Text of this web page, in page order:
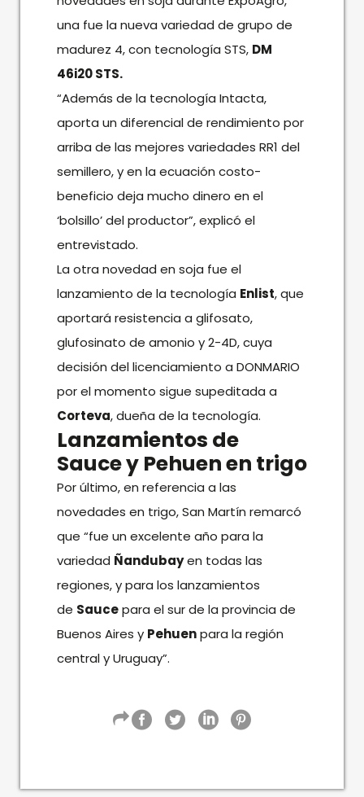
una fue la nueva variedad de grupo de
madurez 4, con tecnología STS, DM
46i20 STS.
“Además de la tecnología Intacta,
aporta un diferencial de rendimiento por
arriba de las mejores variedades RR1 del
semillero, y en la ecuación costo-
beneficio deja mucho dinero en el
‘bolsillo’ del productor”, explicó el
entrevistado.
La otra novedad en soja fue el
lanzamiento de la tecnología Enlist, que
aportará resistencia a glifosato,
glufosinato de amonio y 2-4D, cuya
decisión del licenciamiento a DONMARIO
por el momento sigue supeditada a
Corteva, dueña de la tecnología.
Lanzamientos de
Sauce y Pehuen en trigo
Por último, en referencia a las
novedades en trigo, San Martín remarcó
que “fue un excelente año para la
variedad Ñandubayen todas las
regiones, y para los lanzamientos
de Saucepara el sur de la provincia de
Buenos Aires y Pehuenpara la región
central y Uruguay”.